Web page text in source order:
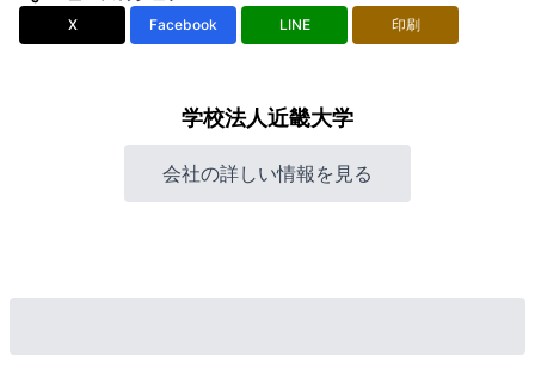
X Facebook LINE 印刷
学校法人近畿大学
会社の詳しい情報を見る